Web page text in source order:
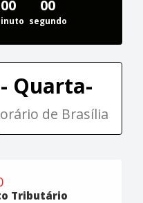
00 00
segundo
Quarta-
de Brasília
Tributário